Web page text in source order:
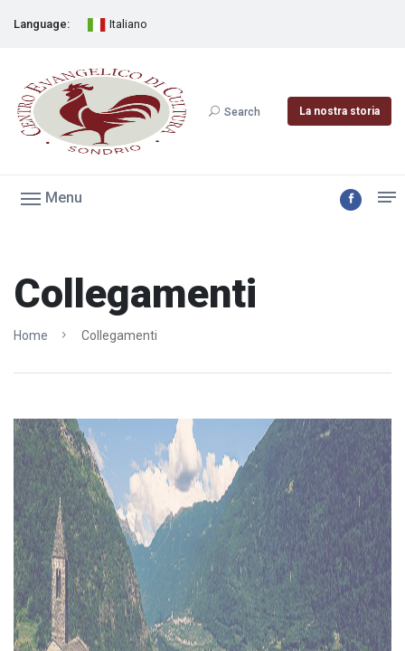
Language: Italiano
Search La nostra storia
Menu
Collegamenti
Home Collegamenti